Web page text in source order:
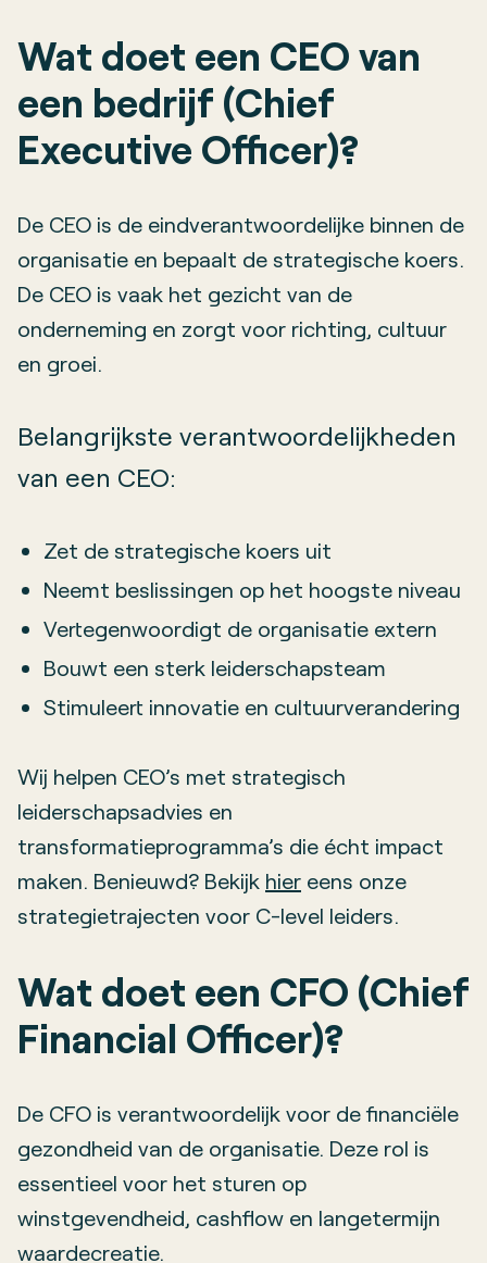
Wat doet een CEO van
een bedrijf (Chief
Executive Officer)?
De CEO is de eindverantwoordelijke binnen de
organisatie en bepaalt de strategische koers.
De CEO is vaak het gezicht van de
onderneming en zorgt voor richting, cultuur
en groei.
Belangrijkste verantwoordelijkheden
van een CEO:
Zet de strategische koers uit
Neemt beslissingen op het hoogste niveau
Vertegenwoordigt de organisatie extern
Bouwt een sterk leiderschapsteam
Stimuleert innovatie en cultuurverandering
Wij helpen CEO’s met strategisch
leiderschapsadvies en
transformatieprogramma’s die écht impact
maken. Benieuwd? Bekijk hier eens onze
strategietrajecten voor C-level leiders.
Wat doet een CFO (Chief
Financial Officer)?
De CFO is verantwoordelijk voor de financiële
gezondheid van de organisatie. Deze rol is
essentieel voor het sturen op
winstgevendheid, cashflow en langetermijn
waardecreatie.